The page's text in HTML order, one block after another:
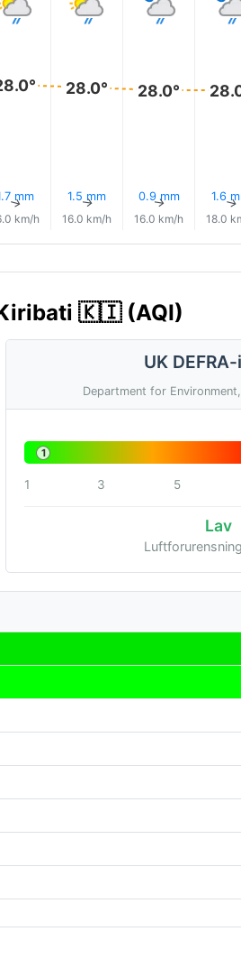
mm
↑
km/h
28.0°
1.5 mm
↑
16.0 km/h
28.0°
0.9 mm
↑
16.0 km/h
1.6↑
18.0
🇰🇮 (AQI)
UK
Department for
1
1 3 5
Lav